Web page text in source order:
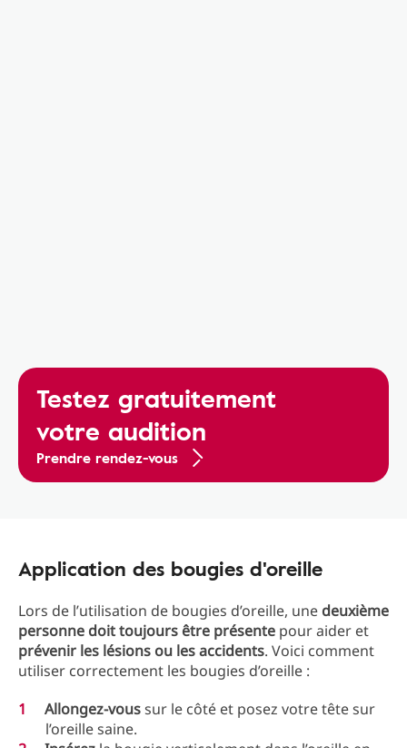
Testez gratuitement
votre audition
Prendre rendez-vous
Application des bougies d'oreille
Lors de l’utilisation de bougies d’oreille, une deuxième
personne doit toujours être présente pour aider et
prévenir les lésions ou les accidents. Voici comment
utiliser correctement les bougies d’oreille :
Allongez-voussur le côté et posez votre tête sur
l’oreille saine.